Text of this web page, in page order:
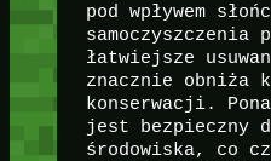
pod wpływem
samoczyszczenia
łatwiejsze
znacznie obniża
konserwacji.
jest bezpieczny
środowiska, co